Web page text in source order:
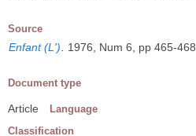
Source
Enfant (L') 1976, Num 6, pp 465-468
Document type
Article Language
Classification